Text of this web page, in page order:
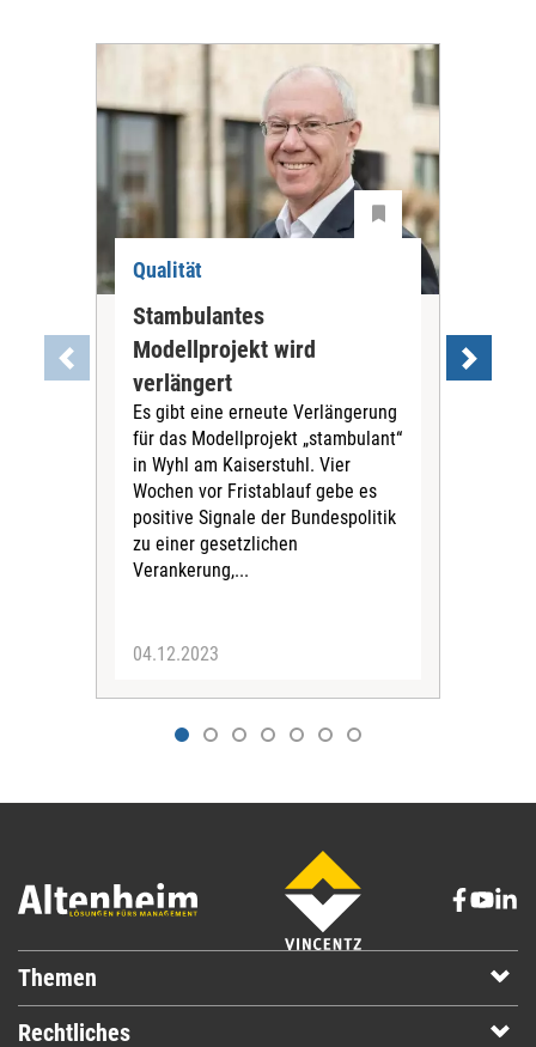
Qualität
Stambulantes
Modellprojekt wird
verlängert
Es gibt eine erneute Verlängerung
für das Modellprojekt „stambulant“
in Wyhl am Kaiserstuhl. Vier
Wochen vor Fristablauf gebe es
positive Signale der Bundespolitik
zu einer gesetzlichen
Verankerung,...
04.12.2023
Themen
Rechtliches